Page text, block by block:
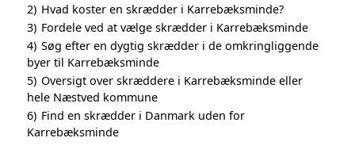
2) Hvad koster en skrædder i Karrebæksminde?
3) Fordele ved at vælge skrædder i Karrebæksminde
4) Søg efter en dygtig skrædder i de omkringliggende
byer til Karrebæksminde
5) Oversigt over skræddere i Karrebæksminde eller
hele Næstved kommune
6) Find en skrædder i Danmark uden for
Karrebæksminde